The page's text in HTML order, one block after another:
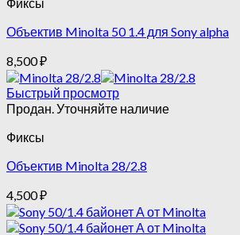
Объектив Minolta 50 1.4 для Sony alpha
8,500₽
Быстрый просмотр
Продан. Уточняйте наличие
Фиксы
Объектив Minolta 28/2.8
4,500₽